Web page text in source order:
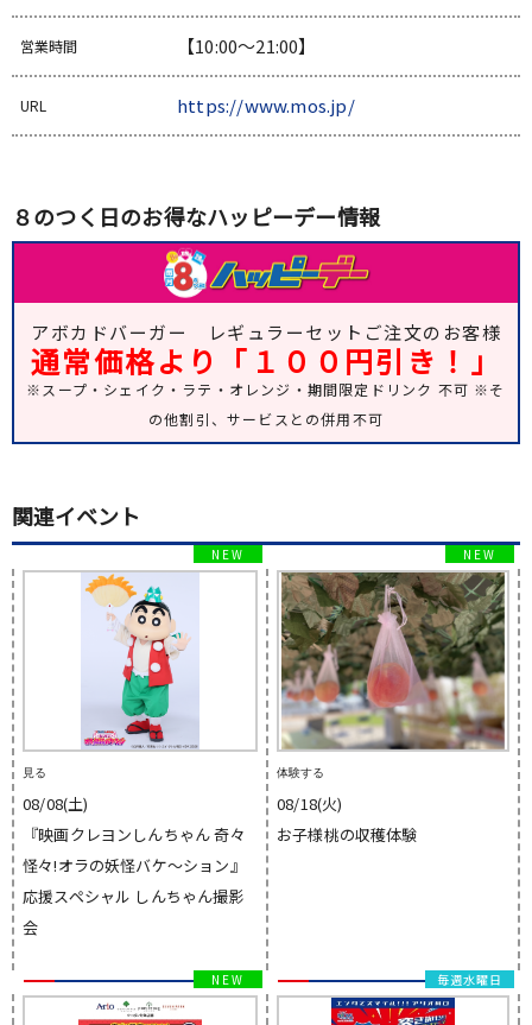
営業時間 【10:00～21:00】
URL https://www.mos.jp/
８のつく日のお得なハッピーデー情報
アボカドバーガー レギュラーセットご注文のお客様
通常価格より「１００円引き！」
※スープ・シェイク・ラテ・オレンジ・期間限定ドリンク 不可 ※そ
の他割引、サービスとの併用不可
関連イベント
見る
08/08(土)
『映画クレヨンしんちゃん 奇々
怪々!オラの妖怪バケ〜ション』
応援スペシャル しんちゃん撮影
会
体験する
08/18(火)
お子様桃の収穫体験
毎週水曜日